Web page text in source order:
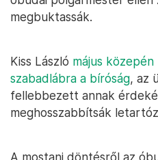
megbuktassák.
Kiss László május
szabadlábra a bíróság, az
fellebbezett annak
meghosszabbítsák
A mostani döntésről az